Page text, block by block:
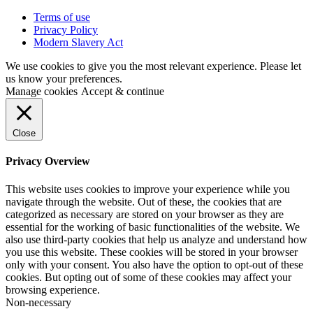
Terms of use
Privacy Policy
Modern Slavery Act
We use cookies to give you the most relevant experience. Please let
us know your preferences.
Manage cookies Accept & continue
Close
Privacy Overview
This website uses cookies to improve your experience while you
navigate through the website. Out of these, the cookies that are
categorized as necessary are stored on your browser as they are
essential for the working of basic functionalities of the website. We
also use third-party cookies that help us analyze and understand how
you use this website. These cookies will be stored in your browser
only with your consent. You also have the option to opt-out of these
cookies. But opting out of some of these cookies may affect your
browsing experience.
Non-necessary